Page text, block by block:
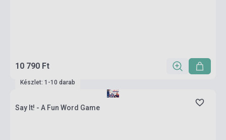
10 790 Ft
Készlet: 1-10 darab
Say It! - A Fun Word Game